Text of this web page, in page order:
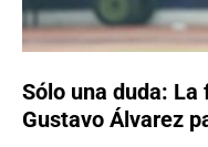
Sólo una duda:
Gustavo Álvarez